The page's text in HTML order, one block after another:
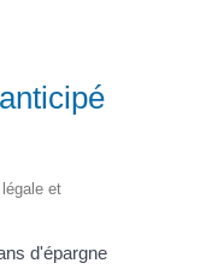
et
d'épargne